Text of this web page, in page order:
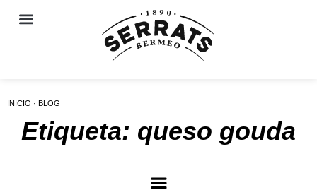
INICIO · BLOG
Etiqueta: queso gouda